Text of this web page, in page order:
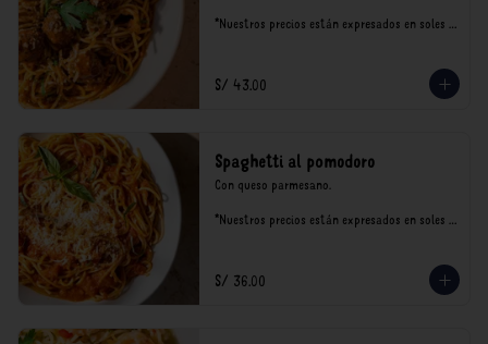
*Nuestros precios están expresados en soles e
S/ 43.00
Spaghetti al pomodoro
Con queso parmesano.
*Nuestros precios están expresados en soles e
S/ 36.00